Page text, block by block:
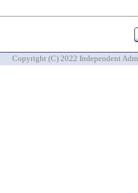
Copyright (C) 2022 Independent